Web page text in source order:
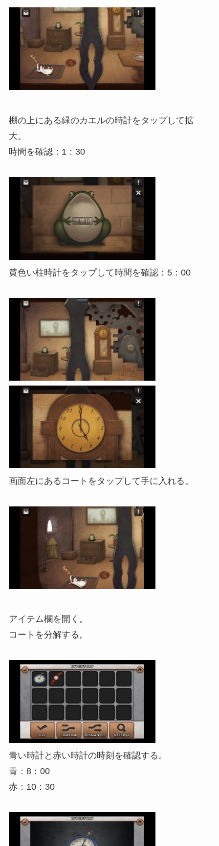
棚の上にある緑のカエルの時計をタップして拡
大。
時間を確認：1：30
黄色い柱時計をタップして時間を確認：5：00
画面左にあるコートをタップして手に入れる。
アイテム欄を開く。
コートを分解する。
青い時計と赤い時計の時刻を確認する。
青：8：00
赤：10：30